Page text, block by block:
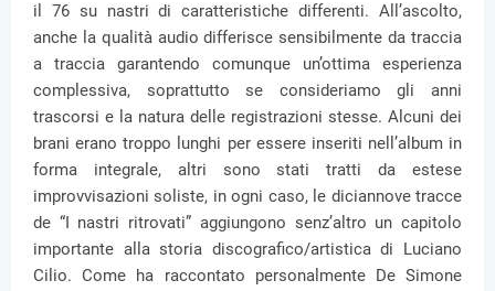
il 76 su nastri di caratteristiche differenti. All’ascolto,
anche la qualità audio differisce sensibilmente da traccia
a traccia garantendo comunque un’ottima esperienza
complessiva, soprattutto se consideriamo gli anni
trascorsi e la natura delle registrazioni stesse. Alcuni dei
brani erano troppo lunghi per essere inseriti nell’album in
forma integrale, altri sono stati tratti da estese
improvvisazioni soliste, in ogni caso, le diciannove tracce
de “I nastri ritrovati” aggiungono senz’altro un capitolo
importante alla storia discografico/artistica di Luciano
Cilio. Come ha raccontato personalmente De Simone